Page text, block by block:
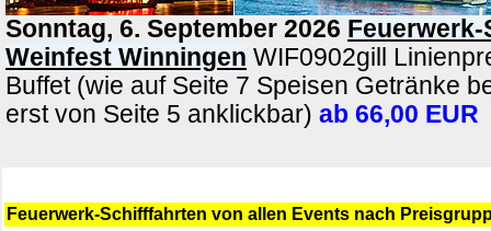
Sonntag, 6. September 2026
Weinfest Winningen WIF0902gill
Buffet (wie auf Seite 7 Speisen Getränke
erst von Seite 5 anklickbar) ab 66,00 EUR
Feuerwerk-Schifffahrten von allen Events nach